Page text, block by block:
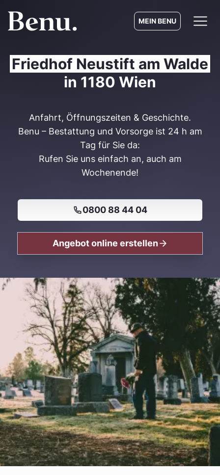
MEIN BENU
Friedhof Neustift am Walde
in 1180 Wien
Anfahrt, Öffnungszeiten & Geschichte.
Benu – Bestattung und Vorsorge ist 24 h am
Tag für Sie da:
Rufen Sie uns einfach an, auch am
Wochenende!
0800 88 44 04
Angebot online erstellen